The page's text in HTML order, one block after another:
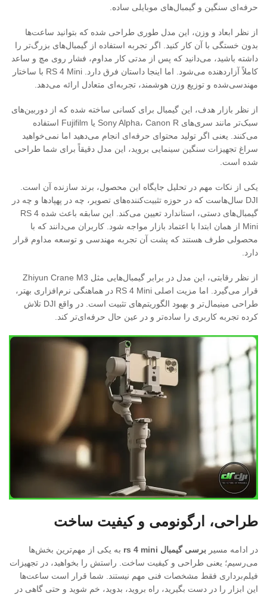
حرفه‌ای سنگین و گیمبال‌های موبایلی ساده.
از نظر ابعاد و وزن، این مدل طوری طراحی شده که بتوانید ساعت‌ها
بدون خستگی با آن کار کنید. اگر تجربه استفاده از گیمبال‌های بزرگ‌تر را
داشته باشید، می‌دانید که پس از مدتی کار مداوم، فشار روی مچ و ساعد
کاملاً آزاردهنده می‌شود. اما اینجا داستان فرق دارد. RS 4 Mini با ساختار
مهندسی‌شده و توزیع وزن هوشمند، تجربه‌ای متعادل ارائه می‌دهد.
از نظر بازار هدف، این گیمبال برای کسانی ساخته شده که از دوربین‌های
سبک‌تر مانند سری‌های Sony Alpha، Canon R یا Fujifilm استفاده
می‌کنند. یعنی اگر تولید محتوای حرفه‌ای انجام می‌دهید اما نمی‌خواهید
سراغ تجهیزات سنگین سینمایی بروید، این مدل دقیقاً برای شما طراحی
شده است.
یکی از نکات مهم در تحلیل جایگاه این محصول، برند سازنده آن است.
DJI سال‌هاست که در حوزه تثبیت‌کننده‌های تصویر، چه در پهپادها و چه در
گیمبال‌های دستی، استاندارد تعیین می‌کند. این سابقه باعث شده RS 4
Mini از همان ابتدا با اعتماد بازار مواجه شود. کاربران می‌دانند که با
محصولی طرف هستند که پشت آن تجربه مهندسی و توسعه مداوم قرار
دارد.
از نظر رقابتی، این مدل در برابر گیمبال‌هایی مثل Zhiyun Crane M3
قرار می‌گیرد. اما مزیت اصلی RS 4 Mini در هماهنگی نرم‌افزاری بهتر،
طراحی مینیمال‌تر و بهبود الگوریتم‌های تثبیت است. در واقع DJI تلاش
کرده تجربه کاربری را ساده‌تر و در عین حال حرفه‌ای‌تر کند.
طراحی، ارگونومی و کیفیت ساخت
در ادامه مسیر برسی گیمبال rs 4 mini
به یکی از مهم‌ترین بخش‌ها
می‌رسیم؛ یعنی طراحی و کیفیت ساخت. راستش را بخواهید، در تجهیزات
فیلم‌برداری فقط مشخصات فنی مهم نیستند. شما قرار است ساعت‌ها
این ابزار را در دست بگیرید، راه بروید، بدوید، خم شوید و حتی گاهی در